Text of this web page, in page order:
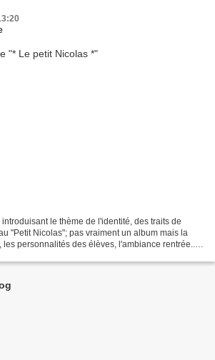
le thème de l'identité, des traits de
"Petit Nicolas"; pas vraiment un album mais la
personnalités des élèves, l'ambiance rentrée...